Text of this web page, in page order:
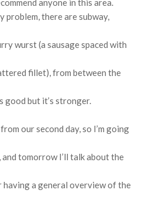
anyone in this area.
problem, there are subway,
wurst (a sausage spaced with
fillet), from between the
good but it’s stronger.
our second day, so I’m going
tomorrow I’ll talk about the
having a general overview of the